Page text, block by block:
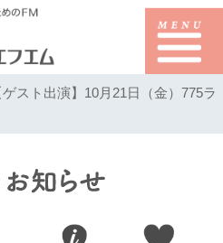
ゲスト出演】10月21日（金）775ラ